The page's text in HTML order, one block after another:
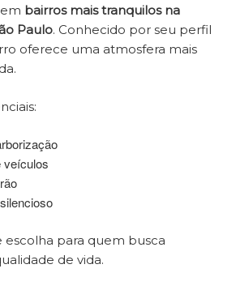
bairros mais tranquilos na
Paulo. Conhecido por seu perfil
oferece uma atmosfera mais
veículos
escolha para quem busca
de vida.